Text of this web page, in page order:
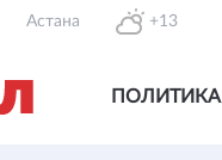
Астана +13
ПОЛИТИКА